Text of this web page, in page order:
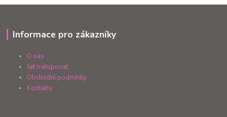
Informace pro zákazníky
O nás
Jak nakupovat
Obchodní podmínky
Kontakty